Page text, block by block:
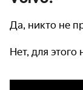
Да, никто не
Нет, для этого